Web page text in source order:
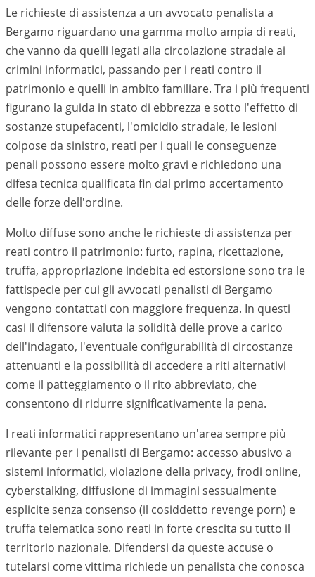
Le richieste di assistenza a un avvocato penalista a
Bergamo riguardano una gamma molto ampia di reati,
che vanno da quelli legati alla circolazione stradale ai
crimini informatici, passando per i reati contro il
patrimonio e quelli in ambito familiare. Tra i più frequenti
figurano la guida in stato di ebbrezza e sotto l'effetto di
sostanze stupefacenti, l'omicidio stradale, le lesioni
colpose da sinistro, reati per i quali le conseguenze
penali possono essere molto gravi e richiedono una
difesa tecnica qualificata fin dal primo accertamento
delle forze dell'ordine.
Molto diffuse sono anche le richieste di assistenza per
reati contro il patrimonio: furto, rapina, ricettazione,
truffa, appropriazione indebita ed estorsione sono tra le
fattispecie per cui gli avvocati penalisti di Bergamo
vengono contattati con maggiore frequenza. In questi
casi il difensore valuta la solidità delle prove a carico
dell'indagato, l'eventuale configurabilità di circostanze
attenuanti e la possibilità di accedere a riti alternativi
come il patteggiamento o il rito abbreviato, che
consentono di ridurre significativamente la pena.
I reati informatici rappresentano un'area sempre più
rilevante per i penalisti di Bergamo: accesso abusivo a
sistemi informatici, violazione della privacy, frodi online,
cyberstalking, diffusione di immagini sessualmente
esplicite senza consenso (il cosiddetto revenge porn) e
truffa telematica sono reati in forte crescita su tutto il
territorio nazionale. Difendersi da queste accuse o
tutelarsi come vittima richiede un penalista che conosca